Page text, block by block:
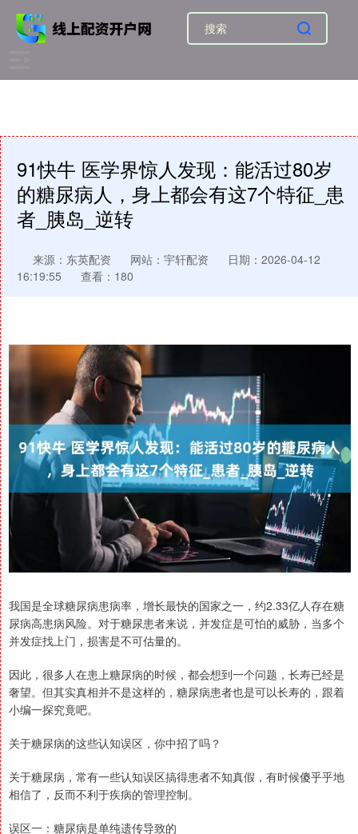
91快牛 医学界惊人发现：能活过80岁
的糖尿病人，身上都会有这7个特征_患
者_胰岛_逆转
来源：东英配资 网站：宇轩配资
日期：2026-04-12
16:19:55
查看：180
我国是全球糖尿病患病率，增长最快的国家之一，约2.33亿人存在糖
尿病高患病风险。对于糖尿患者来说，并发症是可怕的威胁，当多个
并发症找上门，损害是不可估量的。
因此，很多人在患上糖尿病的时候，都会想到一个问题，长寿已经是
奢望。但其实真相并不是这样的，糖尿病患者也是可以长寿的，跟着
小编一探究竟吧。
关于糖尿病的这些认知误区，你中招了吗？
关于糖尿病，常有一些认知误区搞得患者不知真假，有时候傻乎乎地
相信了，反而不利于疾病的管理控制。
误区一：糖尿病是单纯遗传导致的